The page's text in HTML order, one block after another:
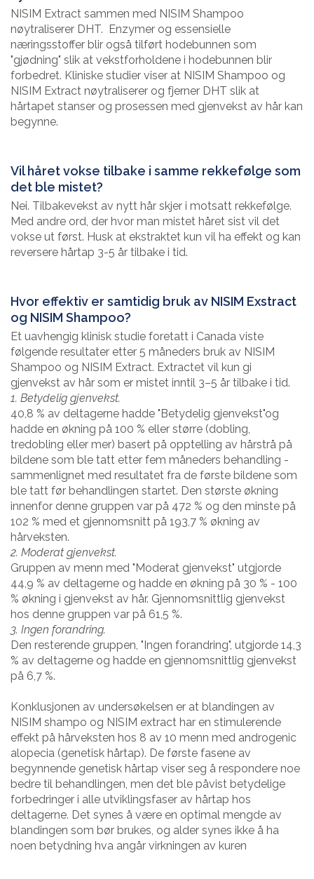
NISIM Extract sammen med NISIM Shampoo
nøytraliserer DHT. Enzymer og essensielle
næringsstoffer blir også tilført hodebunnen som
"gjødning" slik at vekstforholdene i hodebunnen blir
forbedret. Kliniske studier viser at NISIM Shampoo og
NISIM Extract nøytraliserer og fjerner DHT slik at
hårtapet stanser og prosessen med gjenvekst av hår kan
begynne.
Vil håret vokse tilbake i samme rekkefølge som
det ble mistet?
Nei. Tilbakevekst av nytt hår skjer i motsatt rekkefølge.
Med andre ord, der hvor man mistet håret sist vil det
vokse ut først. Husk at ekstraktet kun vil ha effekt og kan
reversere hårtap 3-5 år tilbake i tid.
Hvor effektiv er samtidig bruk av NISIM Exstract
og NISIM Shampoo?
Et uavhengig klinisk studie foretatt i Canada viste
følgende resultater etter 5 måneders bruk av NISIM
Shampoo og NISIM Extract. Extractet vil kun gi
gjenvekst av hår som er mistet inntil 3–5 år tilbake i tid.
1. Betydelig gjenvekst.
40,8 % av deltagerne hadde "Betydelig gjenvekst"og
hadde en økning på 100 % eller større (dobling,
tredobling eller mer) basert på opptelling av hårstrå på
bildene som ble tatt etter fem måneders behandling -
sammenlignet med resultatet fra de første bildene som
ble tatt før behandlingen startet. Den største økning
innenfor denne gruppen var på 472 % og den minste på
102 % med et gjennomsnitt på 193,7 % økning av
hårveksten.
2. Moderat gjenvekst.
Gruppen av menn med "Moderat gjenvekst" utgjorde
44,9 % av deltagerne og hadde en økning på 30 % - 100
% økning i gjenvekst av hår. Gjennomsnittlig gjenvekst
hos denne gruppen var på 61,5 %.
3. Ingen forandring.
Den resterende gruppen, "Ingen forandring", utgjorde 14,3
% av deltagerne og hadde en gjennomsnittlig gjenvekst
på 6,7 %.
Konklusjonen av undersøkelsen er at blandingen av
NISIM shampo og NISIM extract har en stimulerende
effekt på hårveksten hos 8 av 10 menn med androgenic
alopecia (genetisk hårtap). De første fasene av
begynnende genetisk hårtap viser seg å respondere noe
bedre til behandlingen, men det ble påvist betydelige
forbedringer i alle utviklingsfaser av hårtap hos
deltagerne. Det synes å være en optimal mengde av
blandingen som bør brukes, og alder synes ikke å ha
noen betydning hva angår virkningen av kuren